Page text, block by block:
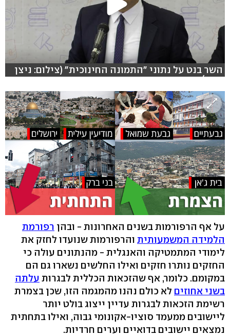
השר בנט על נתוני "התמונה החינוכית" (צילום: ניצן
דרור)
על אף הרפורמות בשנים האחרונות - ובהן רפורמת
הלמידה המשמעותית והרפורמות שנועדו לחזק את
לימודי המתמטיקה והאנגלית - מהנתונים עולה כי
החזקים נותרו חזקים ואילו החלשים נשארו גם הם
במקומם. כלומר, אף שהזכאות הכללית לבגרות עלתה
בשני אחוזים לא כולם נהנו מהמגמה הזו, שכן בצמרת
רשימת הזכאות לבגרות עדיין ייצוג בולט יותר
ליישובים ממעמד סוציו-אקונומי גבוה, ואילו בתחתית
נמצאים יישובים בדואיים וערים חרדיות.